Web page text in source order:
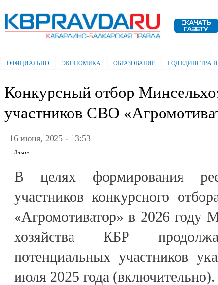
Электронная газета "Кабардино-
Балкарская правда"
Главное меню
ОФИЦИАЛЬНО ЭКОНОМИКА ОБРАЗОВАНИЕ ГОД ЕДИНСТВА
Конкурсный отбор
участников СВО
16 июня, 2025 - 13:53
Закон
В целях формирования
участников конкурсного
«Агромотиватор» в 2026 году
хозяйства КБР
потенциальных участников
июля 2025 года (включительно).